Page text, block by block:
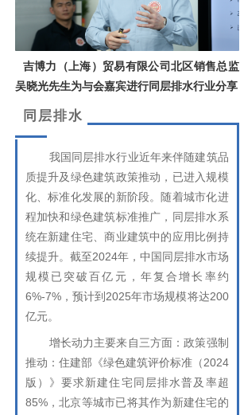
吉博力（上海）贸易有限公司北区销售总监
吴晓光先生为与会嘉宾进行同层排水行业分享
同层排水
我国同层排水行业近年来伴随建筑品
质提升及绿色建筑政策推动，已进入规模
化、标准化发展的新阶段。随着城市化进
程加快和绿色建筑标准推广，同层排水系
统在新建住宅、商业建筑中的应用比例持
续提升。截至2024年，中国同层排水市场
规模已突破百亿元，年复合增长率约
6%-7%，预计到2025年市场规模将达200
亿元。
增长动力主要来自三方面：政策强制
推动：住建部《绿色建筑评价标准（2024
版）》要求新建住宅同层排水普及率超
85%，北京等城市已将其作为新建住宅的